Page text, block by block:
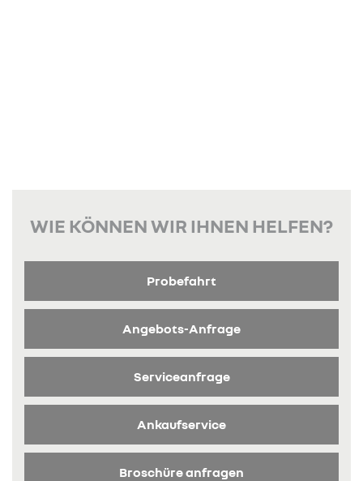
WIE KÖNNEN WIR IHNEN HELFEN?
Probefahrt
Angebots-Anfrage
Serviceanfrage
Ankaufservice
Broschüre anfragen